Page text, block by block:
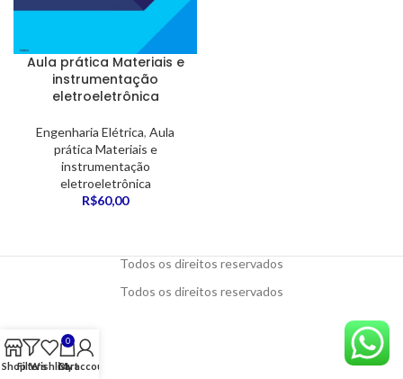
Aula prática Materiais e
instrumentação
eletroeletrônica
Engenharia Elétrica, Aula
prática Materiais e
instrumentação
eletroeletrônica
R$60,00
Todos os direitos reservados
Todos os direitos reservados
ShopFiltersWishlist
0
Cart
My account